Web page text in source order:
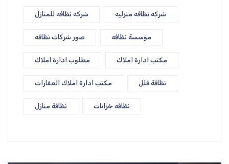
شركه نظافه للمنازل شركه نظافه منزليه
صور شركات نظافه مؤسسة نظافه
مطلوب ادارة املاك مكتب ادارة املاك
مكتب ادارة املاك العقارات نظافة فلل
نظافة منازل نظافه خزانات